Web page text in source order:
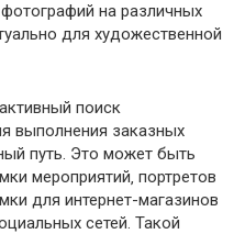
на различных
для художественной
поиск
выполнения заказных
путь. Это может быть
мероприятий‚ портретов
для интернет-магазинов
сетей. Такой